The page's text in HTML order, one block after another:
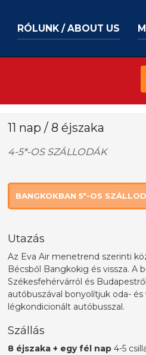
RÓLUNK / ABOUT US
11 nap / 8 éjszaka
4-5*-OS SZÁLLODÁK
BANGKOKBAN 5*-OS
Utazás
Az Eva Air menetrend szerinti
Bécsből Bangkokig és vissza. A
Székesfehérvárról és
autóbuszával bonyolítjuk oda- és
légkondicionált autóbusszal.
Szállás
8 éjszaka + egy fél nap4-5